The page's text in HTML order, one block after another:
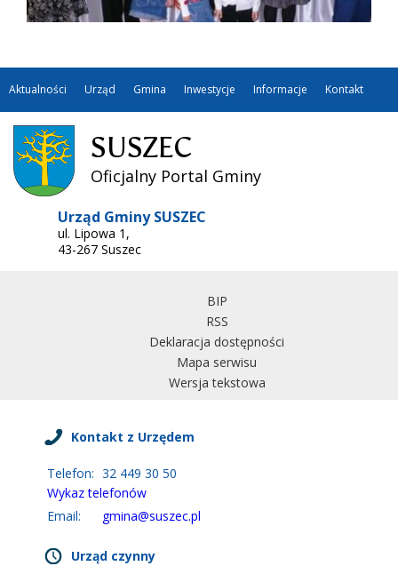
Aktualności Urząd Gmina Inwestycje Informacje Kontakt
SUSZEC
Oficjalny Portal Gminy
Urząd Gminy SUSZEC
ul. Lipowa 1,
43-267 Suszec
BIP
RSS
Deklaracja dostępności
Mapa serwisu
Wersja tekstowa
Kontakt z Urzędem
Telefon: 32 449 30 50
Wykaz telefonów
Email:
gmina@suszec.pl
Urząd czynny